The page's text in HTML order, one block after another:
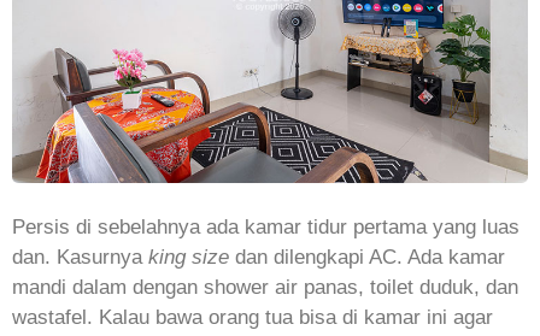
Persis di sebelahnya ada kamar tidur pertama yang luas
dan. Kasurnya king size dan dilengkapi AC. Ada kamar
mandi dalam dengan shower air panas, toilet duduk, dan
wastafel. Kalau bawa orang tua bisa di kamar ini agar